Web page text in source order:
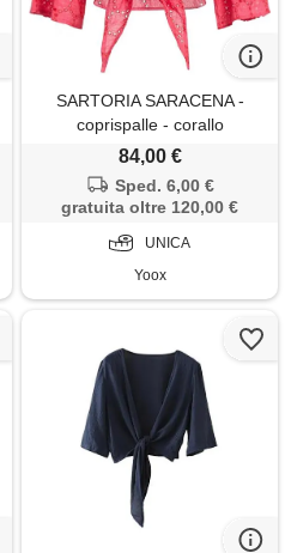
SARTORIA SARACENA -
coprispalle - corallo
84,00 €
Sped. 6,00 €
gratuita oltre 120,00 €
UNICA
Yoox